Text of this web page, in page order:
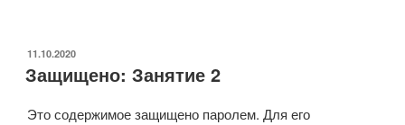
ОПУБЛИКОВАНО
11.10.2020
Защищено: Занятие 2
Это содержимое защищено паролем. Для его